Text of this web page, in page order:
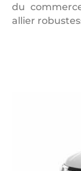
du
allier